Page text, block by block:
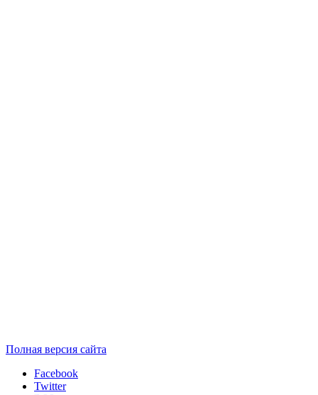
Полная версия сайта
Facebook
Twitter